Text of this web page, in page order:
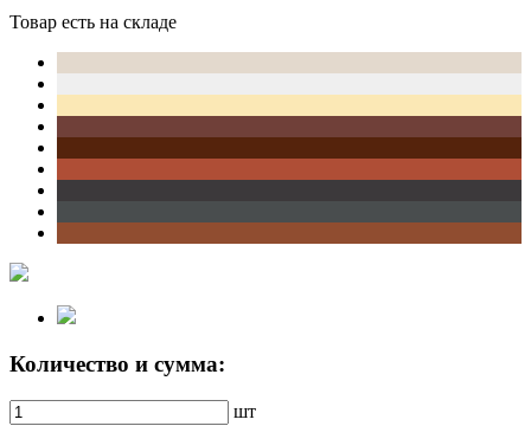
Товар есть на складе
Количество и сумма:
шт